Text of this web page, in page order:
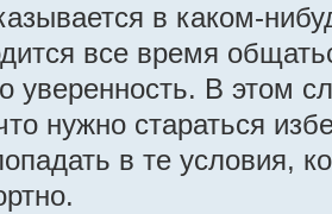
в каком-
все время
уверенность. В этом
нужно стараться
в те условия,